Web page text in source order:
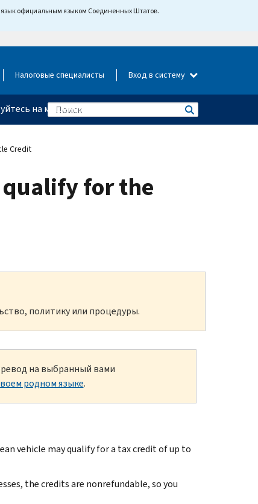
язык официальным языком Соединенных Штатов.
Налоговые специалисты Вход в систему
на мошенничество
Credit
qualify for the
политику или процедуры.
на выбранный вами
родном языке.
vehicle may qualify for a tax credit of up to
the credits are nonrefundable, so you